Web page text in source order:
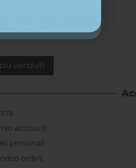
venduti
account
personali
ordini